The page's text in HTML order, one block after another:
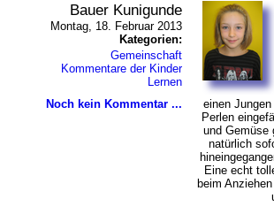
Bauer Kunigunde
Montag, 18. Februar 2013
Kategorien:
Gemeinschaft
Kommentare der Kinder
Lernen
Noch kein Kommentar ...
einen
Perlen
und Gemüse
natürlich
Eine echt
beim